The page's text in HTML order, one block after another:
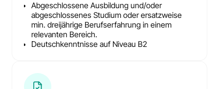
Abgeschlossene Ausbildung und/oder
abgeschlossenes Studium oder ersatzweise
min. dreijährige Berufserfahrung in einem
relevanten Bereich.
Deutschkenntnisse auf Niveau B2